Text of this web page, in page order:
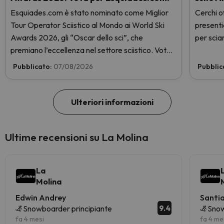
Esquiades.com è stato nominato come Miglior
Tour Operator Sciistico al Mondo ai World Ski
Awards 2026, gli “Oscar dello sci”, che
premiano l’eccellenza nel settore sciistico. Vota
subito e aiutaci a arrivare in cima!
Pubblicato: 07/08/2026
Cerchi
per
Ulteriori informazioni
Ultime recensioni su La Molina
La
Molina
Edwin Andrey
Snowboarder principiante
fa 4 mesi
9.4
fa 4